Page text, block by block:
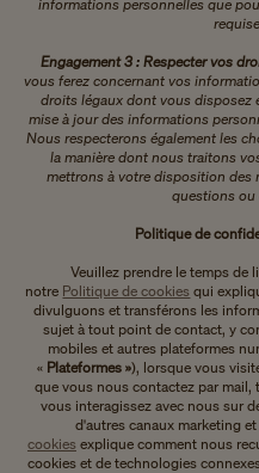
informations personnelles que
Engagement 3 : Respecter vos
vous ferez concernant vos
droits légaux dont vous disposez
mise à jour des informations
Nous respecterons également les
la manière dont nous traitons
mettrons à votre disposition des
questions ou
Politique de
Veuillez prendre le temps de
notre Politique de cookies qui
divulguons et transférons les
sujet à tout point de contact, y
mobiles et autres plateformes
« Plateformes »), lorsque vous
que vous nous contactez par
vous interagissez avec nous sur
d'autres canaux marketing
cookiesexplique comment nous
cookies et de technologies